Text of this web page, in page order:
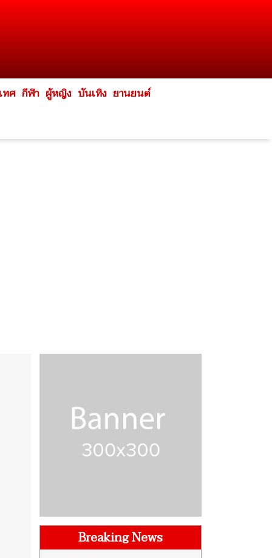
ทศ กีฬา ผู้หญิง บันเทิง ยานยนต์
Breaking News